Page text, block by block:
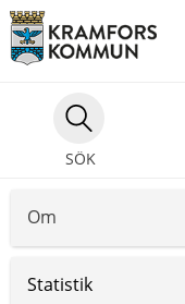
Välkommen
till
självservice
Kramfors
kommun
SÖK
Om
Statistik